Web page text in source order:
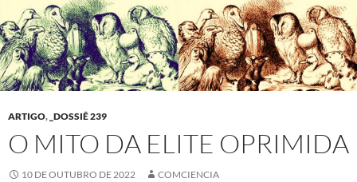
ARTIGO, _DOSSIÊ 239
O MITO DA ELITE OPRIMIDA
10 DE OUTUBRO DE 2022 COMCIENCIA